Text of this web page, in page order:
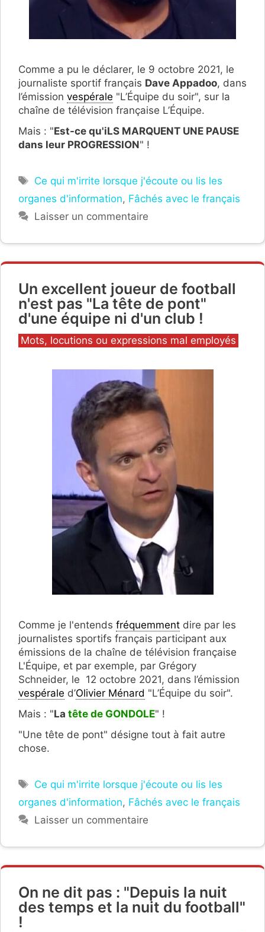
Comme a pu le déclarer, le 9 octobre 2021, le
journaliste sportif français Dave Appadoo, dans
l’émission vespérale "L’Équipe du soir", sur la
chaîne de télévision française L’Équipe.
Mais : "Est-ce qu'iLS MARQUENT UNE PAUSE
dans leur PROGRESSION" !
Étiquettes
Ce qui m'irrite lorsque j'écoute ou lis les
organes d'information, Fâchés avec le français
Laisser un commentaire
Un excellent joueur de football
n'est pas "La tête de pont"
d'une équipe ni d'un club !
Catégories
Mots, locutions ou expressions mal employés
Comme je l'entends fréquemment dire par les
journalistes sportifs français participant aux
émissions de la chaîne de télévision française
L'Équipe, et par exemple, par Grégory
Schneider, le 12 octobre 2021, dans l’émission
vespérale d’Olivier Ménard "L’Équipe du soir".
Mais : "La tête de GONDOLE" !
"Une tête de pont" désigne tout à fait autre
chose.
Étiquettes
Ce qui m'irrite lorsque j'écoute ou lis les
organes d'information, Fâchés avec le français
Laisser un commentaire
On ne dit pas : "Depuis la nuit
des temps et la nuit du football"
!